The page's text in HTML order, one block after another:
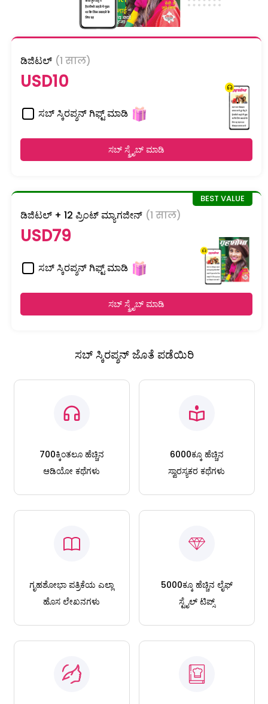
ಡಿಜಿಟಲ್ (1 साल)
USD10
ಸಬ್ ಸ್ಕಿರಪ್ಶನ್ ಗಿಫ್ಟ್ ಮಾಡಿ
ಸಬ್ ಸ್ಕ್ರೈಬ್ ಮಾಡಿ
ಡಿಜಿಟಲ್ + 12 ಪ್ರಿಂಟ್ ಮ್ಯಾಗಜೀನ್ (1 साल)
USD79
ಸಬ್ ಸ್ಕಿರಪ್ಶನ್ ಗಿಫ್ಟ್ ಮಾಡಿ
ಸಬ್ ಸ್ಕ್ರೈಬ್ ಮಾಡಿ
ಸಬ್ ಸ್ಕಿರಪ್ಶನ್ ಜೊತೆ ಪಡೆಯಿರಿ
700ಕ್ಕಿಂತಲೂ ಹೆಚ್ಚಿನ
ಆಡಿಯೋ ಕಥೆಗಳು
6000ಕ್ಕೂ ಹೆಚ್ಚಿನ
ಸ್ವಾರಸ್ಯಕರ ಕಥೆಗಳು
ಗೃಹಶೋಭಾ ಪತ್ರಿಕೆಯ ಎಲ್ಲಾ
ಹೊಸ ಲೇಖನಗಳು
5000ಕ್ಕೂ ಹೆಚ್ಚಿನ ಲೈಫ್
ಸ್ಟೈಲ್ ಟಿಪ್ಸ್